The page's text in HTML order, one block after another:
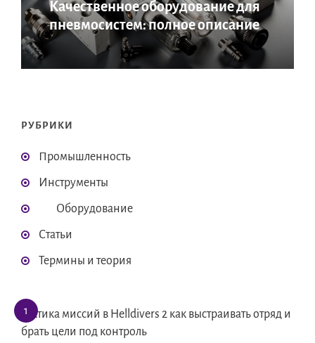
Качественное оборудование для
пневмосистем: полное описание
РУБРИКИ
Промышленность
Инструменты
Оборудование
Статьи
Термины и теория
Тактика миссий в Helldivers 2 как выстраивать отряд и
брать цели под контроль